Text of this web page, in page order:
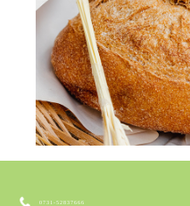
0731-52837666